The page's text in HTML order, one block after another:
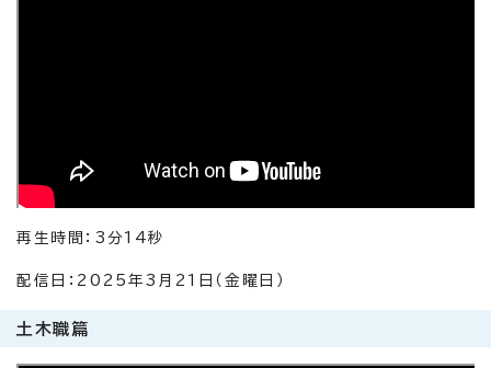
再生時間：3分14秒
配信日：2025年3月21日（金曜日）
土木職篇